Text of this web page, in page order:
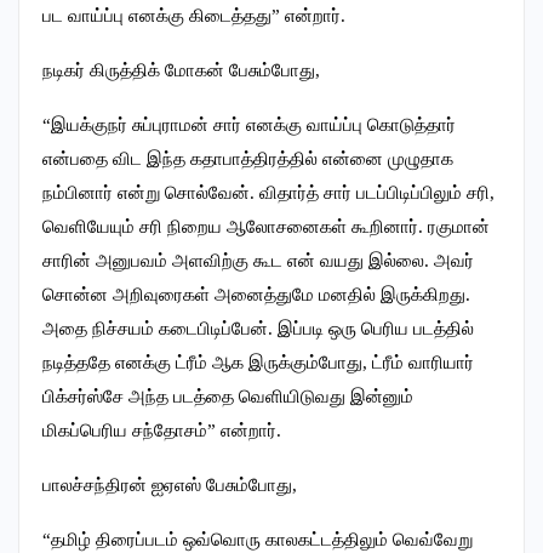
பட வாய்ப்பு எனக்கு கிடைத்தது” என்றார்.
நடிகர் கிருத்திக் மோகன் பேசும்போது,
“இயக்குநர் சுப்புராமன் சார் எனக்கு வாய்ப்பு கொடுத்தார்
என்பதை விட இந்த கதாபாத்திரத்தில் என்னை முழுதாக
நம்பினார் என்று சொல்வேன். விதார்த் சார் படப்பிடிப்பிலும் சரி,
வெளியேயும் சரி நிறைய ஆலோசனைகள் கூறினார். ரகுமான்
சாரின் அனுபவம் அளவிற்கு கூட என் வயது இல்லை. அவர்
சொன்ன அறிவுரைகள் அனைத்துமே மனதில் இருக்கிறது.
அதை நிச்சயம் கடைபிடிப்பேன். இப்படி ஒரு பெரிய படத்தில்
நடித்ததே எனக்கு ட்ரீம் ஆக இருக்கும்போது, ட்ரீம் வாரியார்
பிக்சர்ஸ்சே அந்த படத்தை வெளியிடுவது இன்னும்
மிகப்பெரிய சந்தோசம்” என்றார்.
பாலச்சந்திரன் ஐஏஎஸ் பேசும்போது,
“தமிழ் திரைப்படம் ஒவ்வொரு காலகட்டத்திலும் வெவ்வேறு